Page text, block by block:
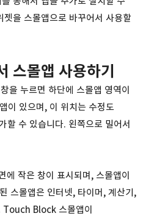
을 스몰앱으로 바꾸어서 사용할
스몰앱 사용하기
을 누르면 하단에 스몰앱 영역이
이 있으며, 이 위치는 수정도
할 수 있습니다. 왼쪽으로 밀어서
에 작은 창이 표시되며, 스몰앱이
스몰앱은 인터넷, 타이머, 계산기,
Block 스몰앱이